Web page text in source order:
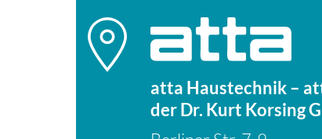
atta Haustechnik –
der Dr. Kurt Korsing